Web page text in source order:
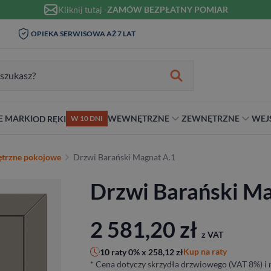
Kliknij tutaj -ZAMÓW BEZPŁATNY POMIAR
OPIEKA SERWISOWA AŻ 7 LAT
MARKIOD RĘKI W 10 DNI WEWNĘTRZNE
Materiał
Ościeżnicą
Rodzaj
70 cm
90 cm
Na wymiar
ZEWNĘTRZNE
stylu
Rodzaj
Niestandardowe wymiary
Antywłamaniowe
RC3
pokojowe Drzwi Barański Magnat A.1
Drzwi Barański
2 581,20 zł z VAT
10 raty 0% x 258,12złKup na raty
* Cena dotyczy skrzydła drzwiowego (VAT 8%)